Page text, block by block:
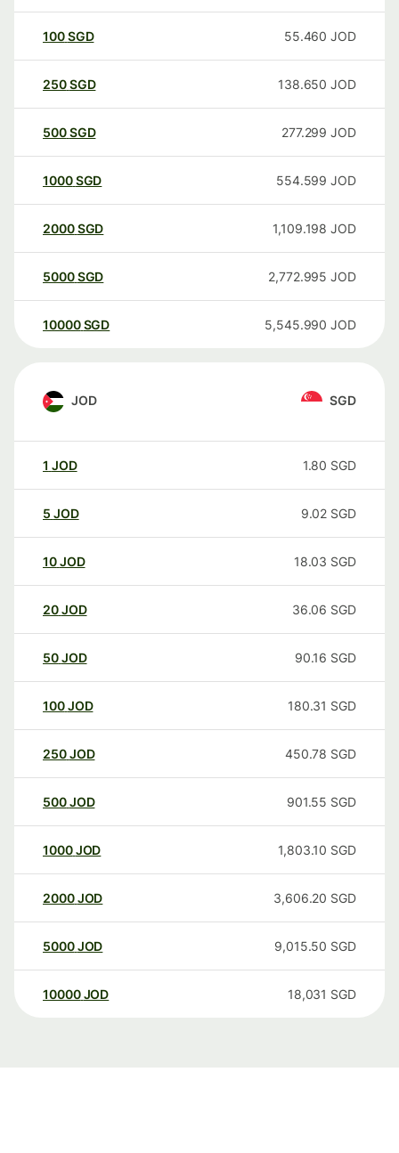
100SGD 55.460 JOD
250SGD 138.650 JOD
500SGD 277.299 JOD
1000SGD 554.599 JOD
2000SGD 1,109.198 JOD
5000SGD 2,772.995 JOD
10000 SGD 5,545.990 JOD
JOD SGD
1 JOD 1.80 SGD
5 JOD 9.02 SGD
10JOD 18.03 SGD
20JOD 36.06 SGD
50JOD 90.16 SGD
100JOD 180.31 SGD
250JOD 450.78 SGD
500JOD 901.55 SGD
1000JOD 1,803.10 SGD
2000JOD 3,606.20 SGD
5000JOD 9,015.50 SGD
10000 JOD 18,031 SGD